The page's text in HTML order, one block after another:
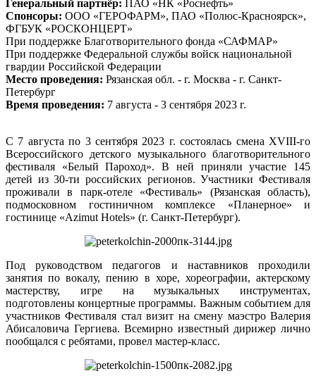
Генеральный партнёр: ПАО «НК «Роснефть»
Спонсоры: ООО «ГЕРОФАРМ», ПАО «Полюс-Красноярск»,
ФГБУК «РОСКОНЦЕРТ»
При поддержке Благотворительного фонда «САФМАР»
При поддержке Федеральной службы войск национальной
гвардии Российской Федерации
Место проведения: Рязанская обл. - г. Москва - г. Санкт-
Петербург
Время проведения: 7 августа - 3 сентября 2023 г.
С 7 августа по 3 сентября 2023 г. состоялась смена XVIII-го
Всероссийского детского музыкального благотворительного
фестиваля «Белый Пароход». В ней приняли участие 145
детей из 30-ти российских регионов. Участники Фестиваля
проживали в парк-отеле «Фестиваль» (Рязанская область),
подмосковном гостиничном комплексе «Планерное» и
гостинице «Azimut Hotels» (г. Санкт-Петербург).
Под руководством педагогов и наставников проходили
занятия по вокалу, пению в хоре, хореографии, актерскому
мастерству, игре на музыкальных инструментах,
подготовлены концертные программы. Важным событием для
участников Фестиваля стал визит на смену маэстро Валерия
Абисаловича Гергиева. Всемирно известный дирижер лично
пообщался с ребятами, провел мастер-класс.